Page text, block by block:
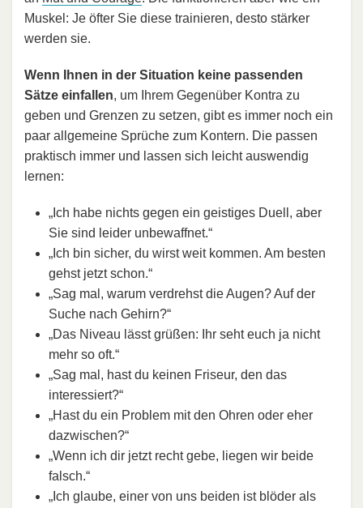
Muskel: Je öfter Sie diese trainieren, desto stärker
werden sie.
Wenn Ihnen in der Situation keine passenden
Sätze einfallen, um Ihrem Gegenüber Kontra zu
geben und Grenzen zu setzen, gibt es immer noch ein
paar allgemeine Sprüche zum Kontern. Die passen
praktisch immer und lassen sich leicht auswendig
lernen:
„Ich habe nichts gegen ein geistiges Duell, aber
Sie sind leider unbewaffnet.“
„Ich bin sicher, du wirst weit kommen. Am besten
gehst jetzt schon.“
„Sag mal, warum verdrehst die Augen? Auf der
Suche nach Gehirn?“
„Das Niveau lässt grüßen: Ihr seht euch ja nicht
mehr so oft.“
„Sag mal, hast du keinen Friseur, den das
interessiert?“
„Hast du ein Problem mit den Ohren oder eher
dazwischen?“
„Wenn ich dir jetzt recht gebe, liegen wir beide
falsch.“
„Ich glaube, einer von uns beiden ist blöder als